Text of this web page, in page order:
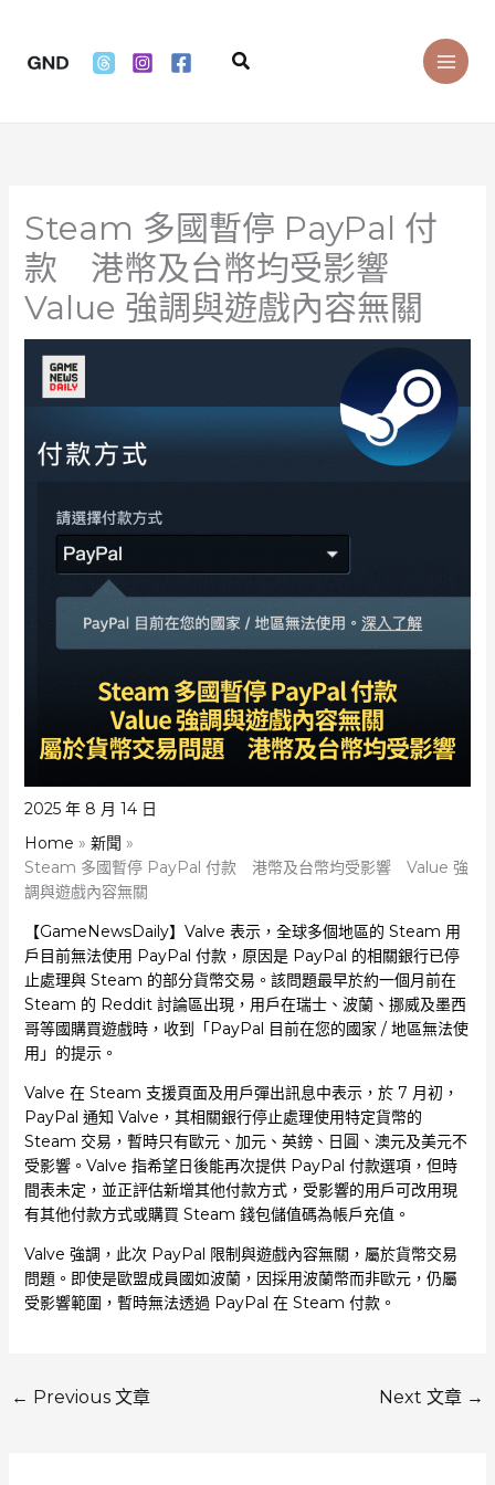
content
Search
Steam 多國暫停 PayPal 付
款 港幣及台幣均受影響
Value 強調與遊戲內容無關
2025 年 8 月 14 日
Home
新聞
Steam 多國暫停 PayPal 付款 港幣及台幣均受影響 Value 強
調與遊戲內容無關
【GameNewsDaily】Valve 表示，全球多個地區的 Steam 用
戶目前無法使用 PayPal 付款，原因是 PayPal 的相關銀行已停
止處理與 Steam 的部分貨幣交易。該問題最早於約一個月前在
Steam 的 Reddit 討論區出現，用戶在瑞士、波蘭、挪威及墨西
哥等國購買遊戲時，收到「PayPal 目前在您的國家 / 地區無法使
用」的提示。
Valve 在 Steam 支援頁面及用戶彈出訊息中表示，於 7 月初，
PayPal 通知 Valve，其相關銀行停止處理使用特定貨幣的
Steam 交易，暫時只有歐元、加元、英鎊、日圓、澳元及美元不
受影響。Valve 指希望日後能再次提供 PayPal 付款選項，但時
間表未定，並正評估新增其他付款方式，受影響的用戶可改用現
有其他付款方式或購買 Steam 錢包儲值碼為帳戶充值。
Valve 強調，此次 PayPal 限制與遊戲內容無關，屬於貨幣交易
問題。即使是歐盟成員國如波蘭，因採用波蘭幣而非歐元，仍屬
受影響範圍，暫時無法透過 PayPal 在 Steam 付款。
← Previous 文章 Next 文章 →